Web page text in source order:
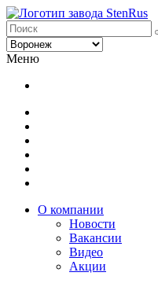
Меню
О компании
Новости
Вакансии
Видео
Акции